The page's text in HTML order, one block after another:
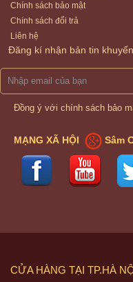
Chính sách bảo mật
Chính sách đổi trả
Liên hệ
Đăng kí nhận bản tin
Đồng ý với chính sách bảo
MẠNG XÃ HỘI Sâm
CỬA HÀNG TẠI TP.HÀ